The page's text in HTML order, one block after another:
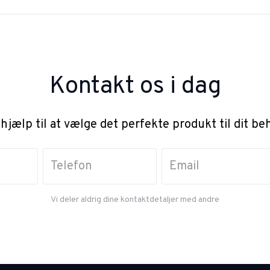
Kontakt os i dag
hjælp til at vælge det perfekte produkt til dit
Vi deler aldrig dine kontaktdetaljer med andre